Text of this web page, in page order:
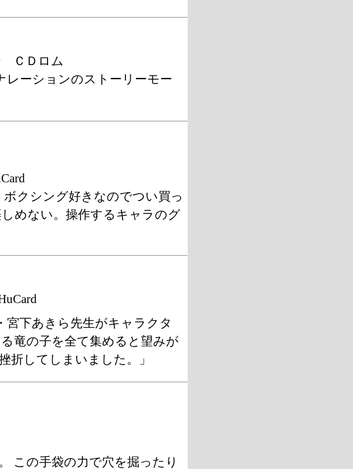
ＣＤロム
レーションのストーリーモー
クシング好きなのでつい買っ
めない。操作するキャラのグ
宮下あきら先生がキャラクタ
竜の子を全て集めると望みが
折してしまいました。」
この手袋の力で穴を掘ったり